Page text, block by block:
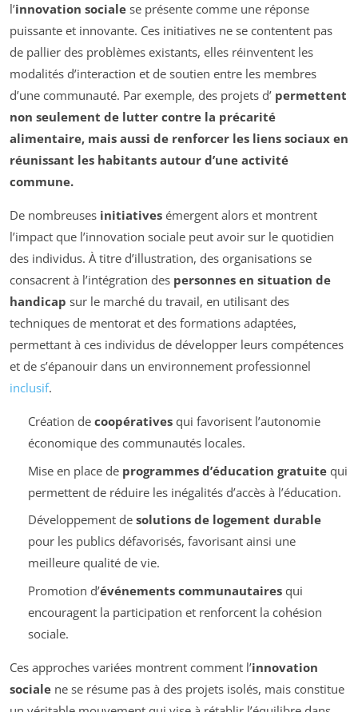
l’innovation sociale se présente comme une réponse
puissante et innovante. Ces initiatives ne se contentent pas
de pallier des problèmes existants, elles réinventent les
modalités d’interaction et de soutien entre les membres
d’une communauté. Par exemple, des projets d’ permettent
non seulement de lutter contre la précarité
alimentaire, mais aussi de renforcer les liens sociaux en
réunissant les habitants autour d’une activité
commune.
De nombreuses initiatives émergent alors et montrent
l’impact que l’innovation sociale peut avoir sur le quotidien
des individus. À titre d’illustration, des organisations se
consacrent à l’intégration des personnes en situation de
handicap sur le marché du travail, en utilisant des
techniques de mentorat et des formations adaptées,
permettant à ces individus de développer leurs compétences
et de s’épanouir dans un environnement professionnel
inclusif.
Création de coopérativesqui favorisent l’autonomie
économique des communautés locales.
Mise en place de programmes d’éducation gratuitequi
permettent de réduire les inégalités d’accès à l’éducation.
Développement de solutions de logement durable
pour les publics défavorisés, favorisant ainsi une
meilleure qualité de vie.
Promotion d’événements communautairesqui
encouragent la participation et renforcent la cohésion
sociale.
Ces approches variées montrent comment l’innovation
sociale ne se résume pas à des projets isolés, mais constitue